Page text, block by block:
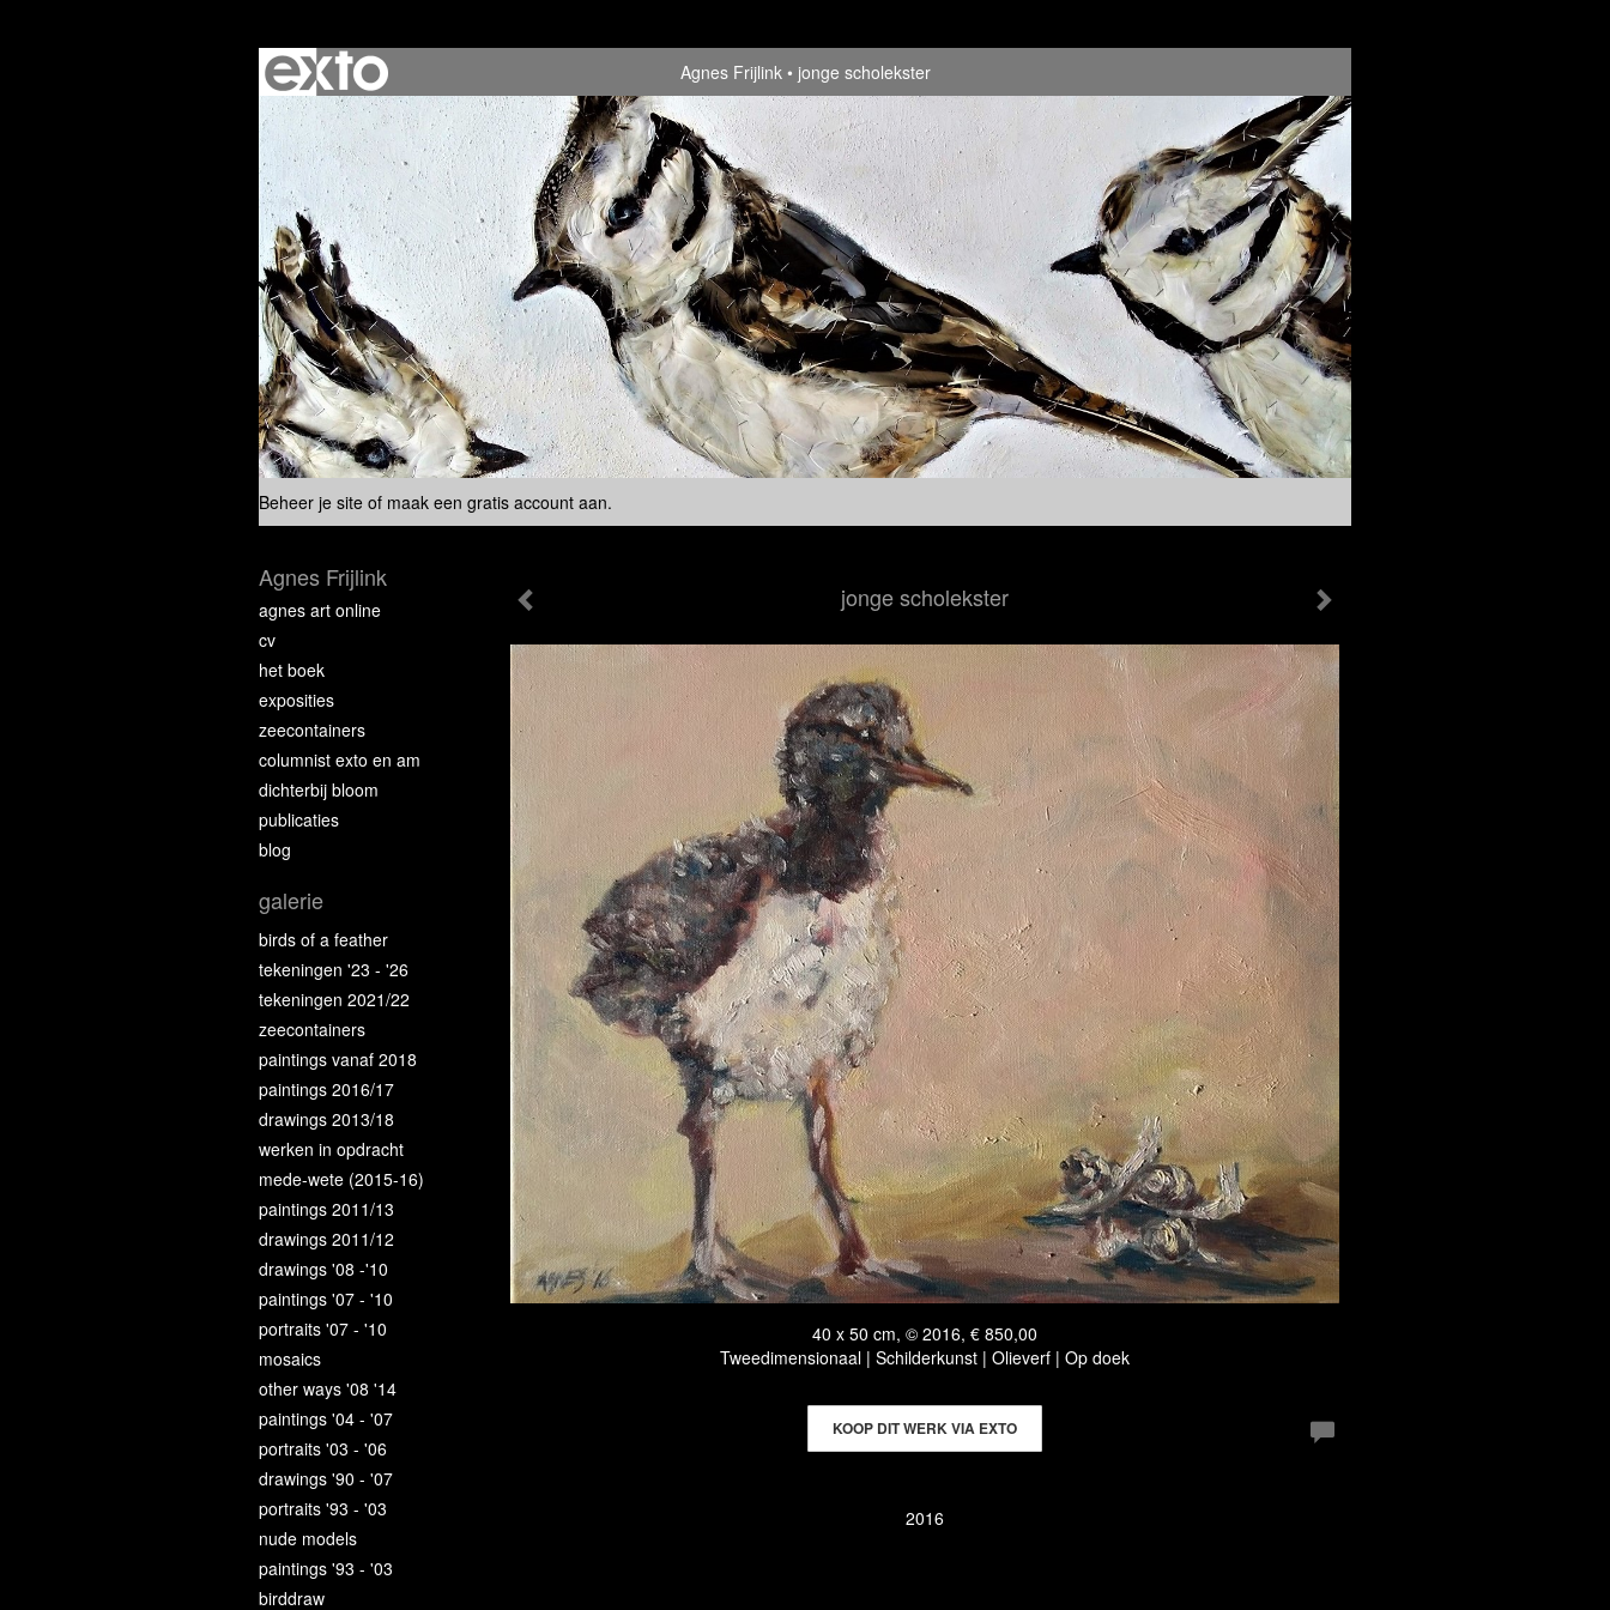
Agnes Frijlink jonge scholekster
Beheer je site of maak een gratis account aan.
jonge scholekster
40 x 50 cm, © 2016, € 850,00
Tweedimensionaal | Schilderkunst | Olieverf | Op doek
KOOP DIT WERK VIA EXTO
2016
Agnes Frijlink
agnes art online
cv
het boek
exposities
zeecontainers
columnist exto en am
dichterbij bloom
publicaties
blog
galerie
birds of a feather
tekeningen '23 - '26
tekeningen 2021/22
zeecontainers
paintings vanaf 2018
paintings 2016/17
drawings 2013/18
werken in opdracht
mede-wete (2015-16)
paintings 2011/13
drawings 2011/12
drawings '08 -'10
paintings '07 - '10
portraits '07 - '10
mosaics
other ways '08 '14
paintings '04 - '07
portraits '03 - '06
drawings '90 - '07
portraits '93 - '03
nude models
paintings '93 - '03
birddraw